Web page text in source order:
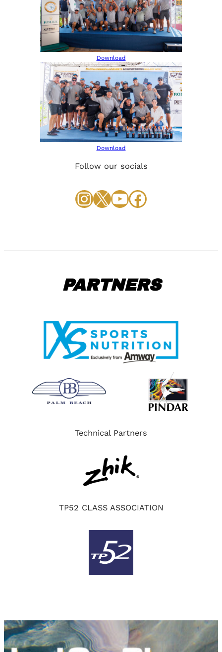
Download
Download
Follow our socials
Instagram
Twitter
YouTube
Facebook
PARTNERS
Technical Partners
TP52 CLASS ASSOCIATION